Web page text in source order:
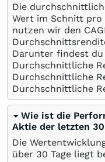
Die
Wert im Schnitt pro
nutzen wir den
Darunter findest
Durchschnittliche
Durchschnittliche
Durchschnittliche
Wie ist die
Aktie der letzten 30
Die
über 30 Tage liegt